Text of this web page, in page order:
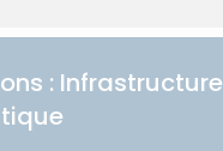
: Infrastructure